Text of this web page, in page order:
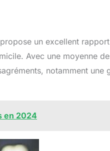
un excellent
Avec une moyenne
notamment une
en 2024